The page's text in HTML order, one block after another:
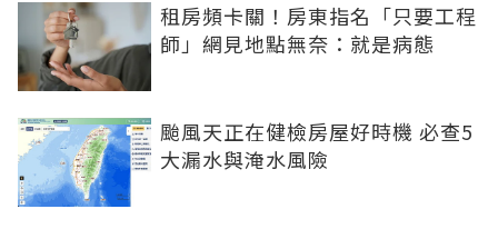
租房頻卡關！房東指名「只要工程
師」網見地點無奈：就是病態
颱風天正在健檢房屋好時機 必查5
大漏水與淹水風險